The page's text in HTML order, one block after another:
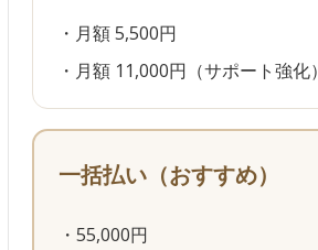
・月額 5,500円
・月額 11,000円（サポート強化）
一括払い（おすすめ）
・55,000円